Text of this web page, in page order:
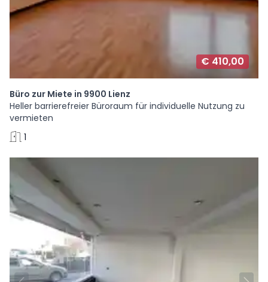
€ 410,00
Büro zur Miete in 9900 Lienz
Heller barrierefreier Büroraum für individuelle Nutzung zu
vermieten
1